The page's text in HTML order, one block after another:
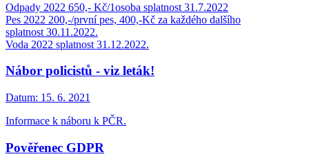
Odpady 2022 650,- Kč/1osoba splatnost 31.7.2022
Pes 2022 200,-/první pes, 400,-Kč za každého dalšího
splatnost 30.11.2022.
Voda 2022 splatnost 31.12.2022.
Nábor policistů - viz leták!
Datum: 15. 6. 2021
Informace k náboru k PČR.
Pověřenec GDPR